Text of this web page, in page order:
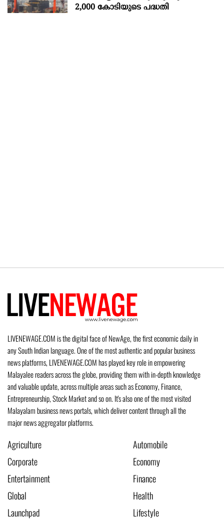
2,000 കോടിയുടെ പദ്ധതി
LIVENEWAGE.COM is the digital face of NewAge, the first economic daily in
any South Indian language. One of the most authentic and popular business
news platforms, LIVENEWAGE.COM has played key role in empowering
Malayalee readers across the globe, providing them with in-depth knowledge
and valuable update, across multiple areas such as Economy, Finance,
Entrepreneurship, Stock Market and so on. It's also one of the most visited
Malayalam business news portals, which deliver content through all the
major news aggregator platforms.
Agriculture
Automobile
Corporate
Economy
Entertainment
Finance
Global
Health
Launchpad
Lifestyle